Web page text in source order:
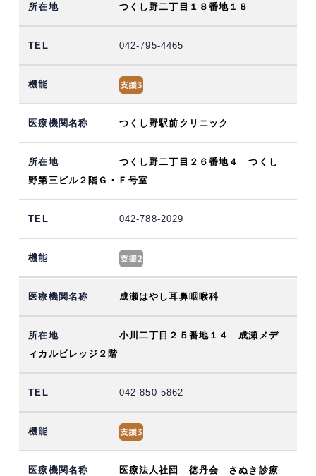
つくし野二丁目１８番地１８
042-795-4465
つくし野駅前クリニック
つくし野二丁目２６番地４ つくし
野第三ビル２階Ｇ・Ｆ号室
042-788-2029
成瀬はやし耳鼻咽喉科
小川二丁目２５番地１４ 成瀬メデ
ィカルビレッジ２階
042-850-5862
医療法人社団 徳丹会 さぬき診療